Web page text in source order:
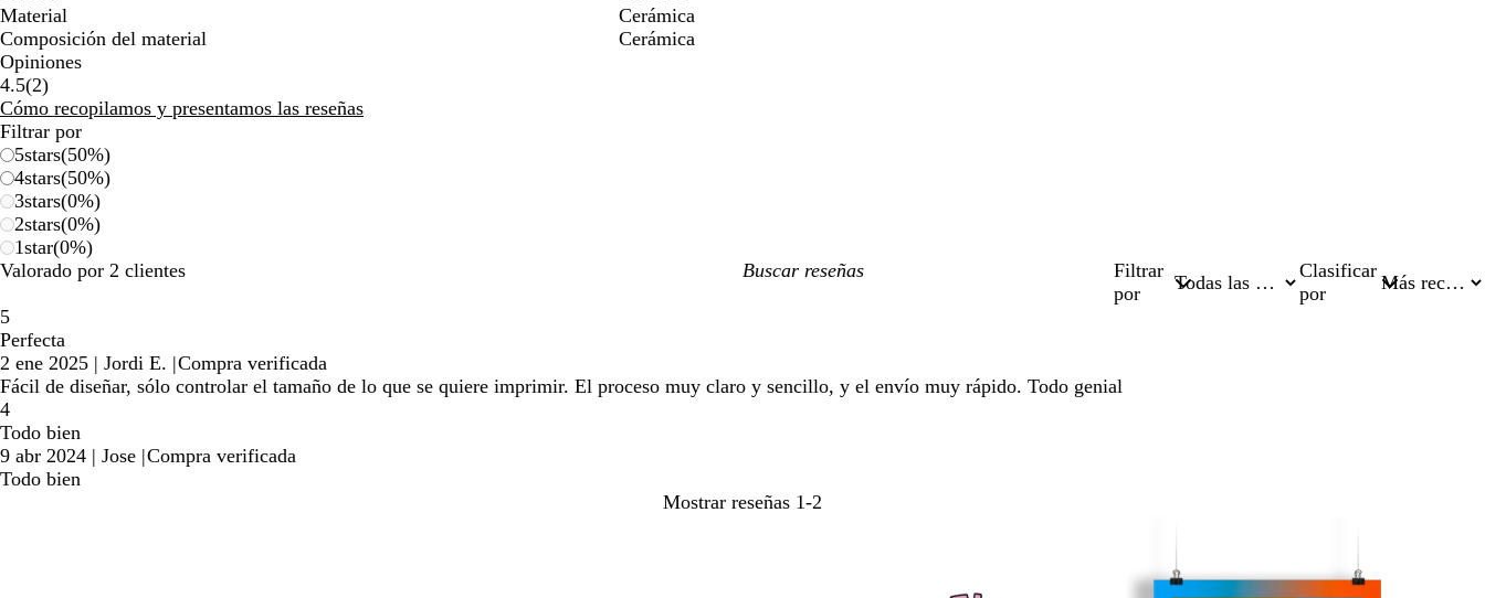
Material
Cerámica
Composición del material
Cerámica
Opiniones
4.5(22
reseñas
)
Cómo recopilamos y presentamos las reseñas
Filtrar por
5stars(50%)
4stars(50%)
3stars(0%)
2stars(0%)
1star(0%)
Valorado por 2 clientes
Mis
Filtrar
por
Clasificar
por
5
Perfecta
2 ene 2025 | Jordi E. |Compra verificada
Fácil de diseñar, sólo controlar el tamaño de lo que se quiere imprimir. El proceso muy claro y sencillo, y el envío muy rápido. Todo genial
4
Todo bien
9 abr 2024 | Jose |Compra verificada
Todo bien
Mostrar reseñas 1-2